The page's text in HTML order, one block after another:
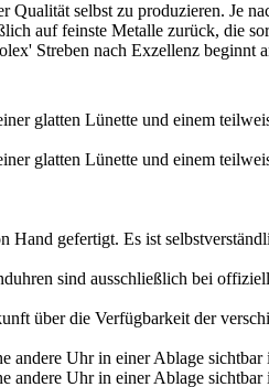
selbst zu produzieren. Je
auf feinste Metalle zurück, die
' Streben nach Exzellenz beginnt
gefertigt. Es ist
sind ausschließlich bei
über die Verfügbarkeit der